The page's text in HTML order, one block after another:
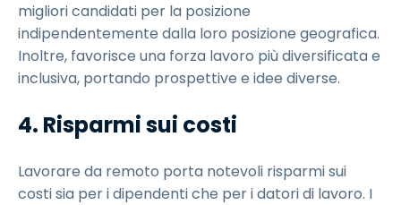
migliori candidati per la posizione
indipendentemente dalla loro posizione geografica.
Inoltre, favorisce una forza lavoro più diversificata e
inclusiva, portando prospettive e idee diverse.
4. Risparmi sui costi
Lavorare da remoto porta notevoli risparmi sui
costi sia per i dipendenti che per i datori di lavoro. I